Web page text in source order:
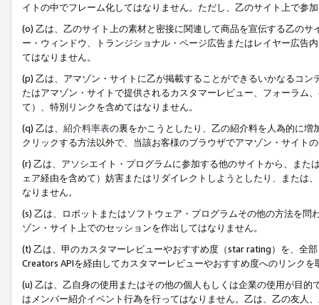
イトの中でフレーム化してはなりません。ただし、乙のサイト上で参
(o) 乙は、乙のサイト上の素材と密接に関連して商品を宣伝する乙の
ー・ウィンドウ、トランジショナル・ページ広告またはレイヤー広告
てはなりません。
(p) 乙は、アマゾン・サイトに乙が掲載することができるいかなるコ
たはアマゾン・サイトで提供されるカスタマーレビュー、フォーラム
て）、特別リンクを含めてはなりません。
(q) 乙は、 紹介料率表の裏をかこうとしたり、乙の紹介料を人為的に
クリックする方法以外で、当該お客様のブラウザでアマゾン・サイト
(r) 乙は、アソシエイト・プログラムに参加する他のサイトから、ま
ェア経由を含めて）妨害またはリダイレクトしようとしたり、または
なりません。
(s) 乙は、ロボットまたはソフトウェア・プログラムその他の方法を
ゾン・サイト上でのセッションを作出してはなりません。
(t) 乙は、甲のカスタマーレビューやおすすめ度（star rating）を、全
Creators APIを経由してカスタマーレビューやおすすめ度へのリンクを
(u) 乙は、乙自身の使用またはその他の個人もしくは企業の使用が目
はメンバー紹介イベント行為を行ってはなりません。乙は、乙の友人